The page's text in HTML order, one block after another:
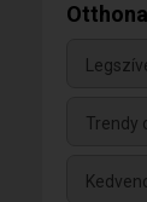
Otthona
Trendy